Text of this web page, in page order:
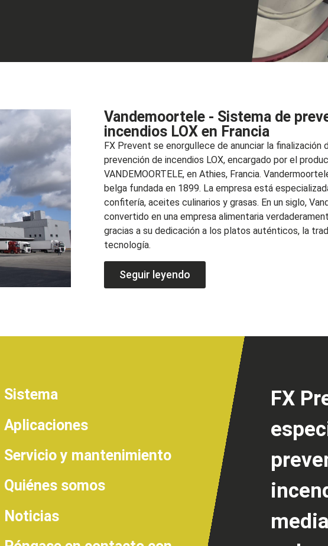
Vandemoortele - Sistema de
incendios LOX en Francia
FX Prevent se enorgullece de anunciar la finalización
prevención de incendios LOX, encargado por el
VANDEMOORTELE, en Athies, Francia.
belga fundada en 1899. La empresa está
confitería, aceites culinarios y grasas. En un siglo,
convertido en una empresa alimentaria
gracias a su dedicación a los platos auténticos, la
tecnología.
Seguir leyendo
Sistema
Aplicaciones
Servicio y mantenimiento
Quiénes somos
Noticias
FX